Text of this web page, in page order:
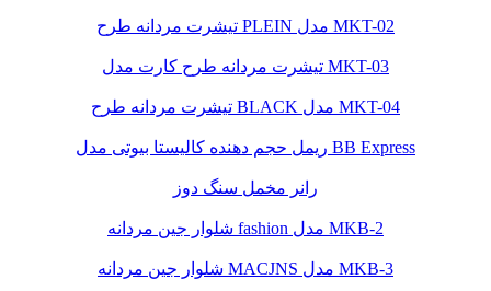
تیشرت مردانه طرح PLEIN مدل MKT-02
تیشرت مردانه طرح کارت مدل MKT-03
تیشرت مردانه طرح BLACK مدل MKT-04
ریمل حجم دهنده کالیستا بیوتی مدل BB Express
رانر مخمل سنگ دوز
شلوار جین مردانه fashion مدل MKB-2
شلوار جین مردانه MACJNS مدل MKB-3